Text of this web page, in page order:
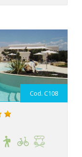
Cod. C108